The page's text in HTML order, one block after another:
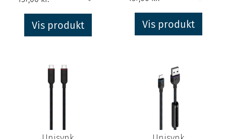
Vis produkt Vis produkt